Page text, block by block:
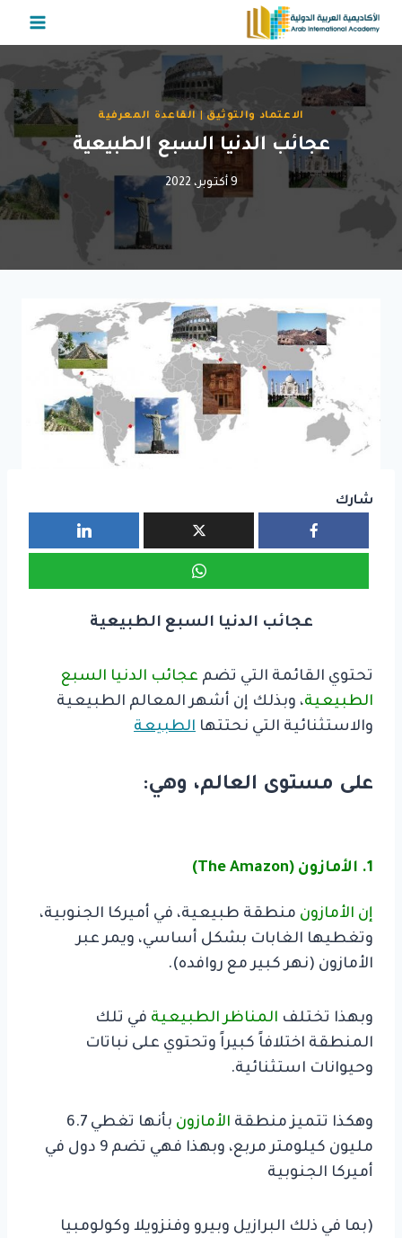
التجاوز
الاعتماد والتوثيق القاعدة المعرفية
عجائب الدنيا السبع الطبيعية
9 أكتوبر، 2022
شارك
عجائب الدنيا السبع الطبيعية
تحتوي القائمة التي تضم عجائب الدنيا السبع
الطبيعية، وبذلك إن أشهر المعالم الطبيعية
والاستثنائية التي نحتتها الطبيعة
على مستوى العالم، وهي:
1. الأمازون (The Amazon)
إن الأمازون منطقة طبيعية، في أميركا الجنوبية،
وتغطيها الغابات بشكل أساسي، ويمر عبر
الأمازون (نهر كبير مع روافده).
وبهذا تختلف المناظر الطبيعية في تلك
المنطقة اختلافاً كبيراً وتحتوي على نباتات
وحيوانات استثنائية.
وهكذا تتميز منطقة الأمازون
بأنها تغطي 6.7
مليون كيلومتر مربع، وبهذا فهي تضم 9 دول في
أميركا الجنوبية
(بما في ذلك البرازيل وبيرو وفنزويلا وكولومبيا